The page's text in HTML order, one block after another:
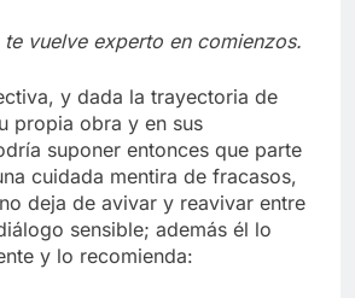
vuelve experto en comienzos.
y dada la trayectoria de
propia obra y en sus
suponer entonces que parte
cuidada mentira de fracasos,
deja de avivar y reavivar entre
sensible; además él lo
y lo recomienda: